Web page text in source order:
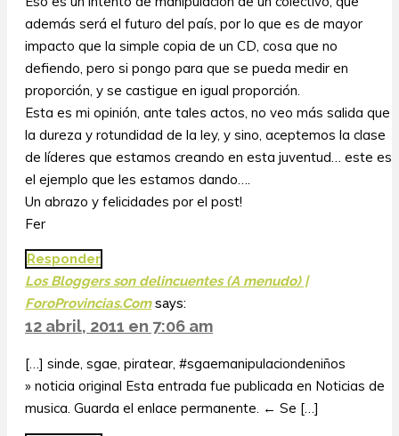
además será el futuro del país, por lo que es de mayor
impacto que la simple copia de un CD, cosa que no
defiendo, pero si pongo para que se pueda medir en
proporción, y se castigue en igual proporción.
Esta es mi opinión, ante tales actos, no veo más salida que
la dureza y rotundidad de la ley, y sino, aceptemos la clase
de líderes que estamos creando en esta juventud… este es
el ejemplo que les estamos dando….
Un abrazo y felicidades por el post!
Fer
Responder
Los Bloggers son delincuentes (A menudo) |
ForoProvincias.Com says:
12 abril, 2011 en 7:06 am
[…] sinde, sgae, piratear, #sgaemanipulaciondeniños
» noticia original Esta entrada fue publicada en Noticias de
musica. Guarda el enlace permanente. ← Se […]